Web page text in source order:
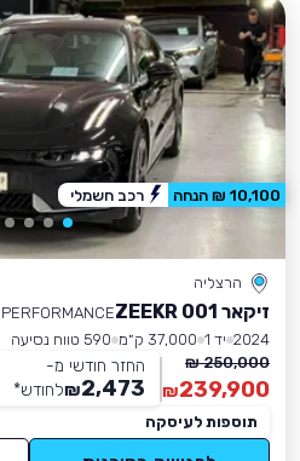
הרצליה
זיקאר ZEEKR 001
PERFORMANCE.
2024 יד 1 37,000 ק״מ
590 טווח נסיעה
250,000 ₪
239,900
₪
החזר חודשי מ-
2,473
₪לחודש*
תוספות לעיסקה
10,100 ₪ הנחה רכב חשמלי